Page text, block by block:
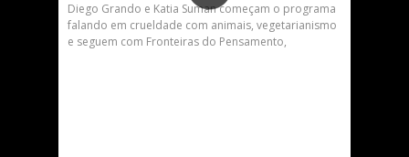
Diego Grando e Katia Suman começam o programa
falando em crueldade com animais, vegetarianismo
e seguem com Fronteiras do Pensamento,